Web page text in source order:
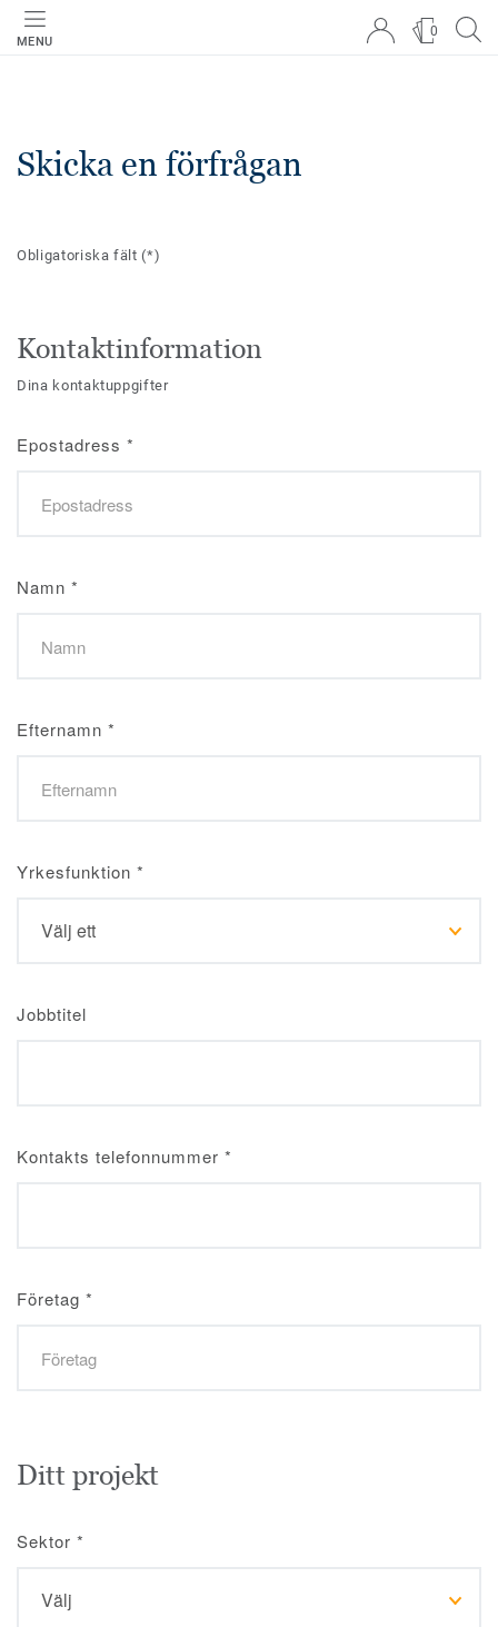
MENU
0
Skicka en förfrågan
Obligatoriska fält(*)
Kontaktinformation
Dina kontaktuppgifter
Epostadress *
Namn *
Efternamn *
Yrkesfunktion *
Jobbtitel
Kontakts telefonnummer *
Företag *
Ditt projekt
Sektor *